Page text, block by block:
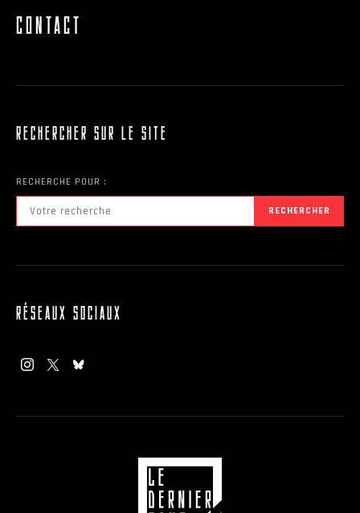
CONTACT
RECHERCHER SUR LE SITE
RECHERCHE POUR :
RECHERCHER
RÉSEAUX SOCIAUX